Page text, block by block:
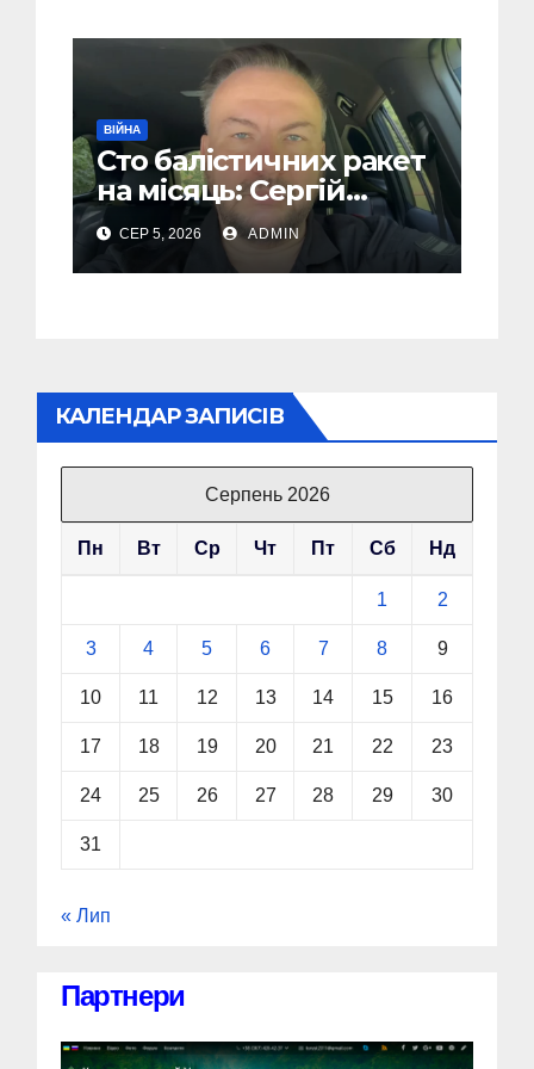
ВІЙНА
Сто балістичних ракет
на місяць: Сергій
“Флеш” закликав
українців готуватися
до гіршого
СЕР 5, 2026 ADMIN
КАЛЕНДАР ЗАПИСІВ
Серпень 2026
Пн Вт Ср Чт Пт Сб Нд
1 2
3 4 5 6 7 8 9
10 11 12 13 14 15 16
17 18 19 20 21 22 23
24 25 26 27 28 29 30
31
« Лип
Партнери